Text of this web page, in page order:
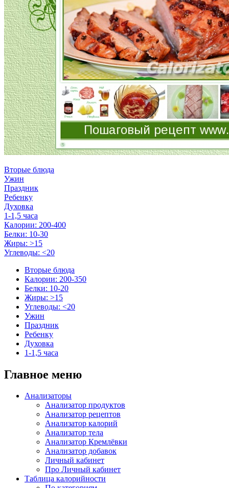
Вторые блюда
Ужин
Праздник
Ребенку
Духовка
1-1,5 часа
Калории: 200-400
Белки: 10-30
Жиры: >15
Углеводы: <20
Вторые блюда
Калории: 200-350
Белки: 10-20
Жиры: >15
Углеводы: <20
Ужин
Праздник
Ребенку
Духовка
1-1,5 часа
Главное меню
Анализаторы
Анализатор продуктов
Анализатор рецептов
Анализатор калорий
Анализатор тела
Анализатор Кремлёвки
Анализатор добавок
Личный кабинет
Про Личный кабинет
Таблица калорийности